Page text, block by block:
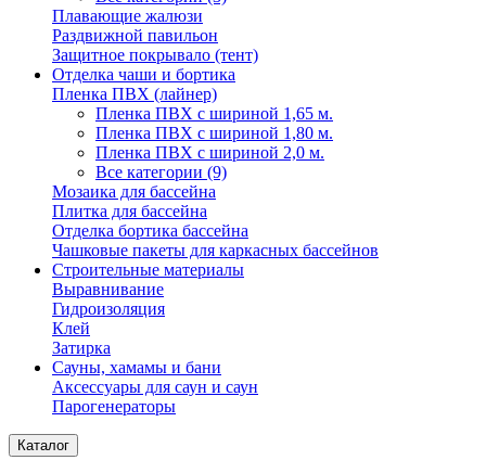
Плавающие жалюзи
Раздвижной павильон
Защитное покрывало (тент)
Отделка чаши и бортика
Пленка ПВХ (лайнер)
Пленка ПВХ с шириной 1,65 м.
Пленка ПВХ с шириной 1,80 м.
Пленка ПВХ с шириной 2,0 м.
Все категории (9)
Мозаика для бассейна
Плитка для бассейна
Отделка бортика бассейна
Чашковые пакеты для каркасных бассейнов
Строительные материалы
Выравнивание
Гидроизоляция
Клей
Затирка
Сауны, хамамы и бани
Аксессуары для саун и саун
Парогенераторы
Каталог